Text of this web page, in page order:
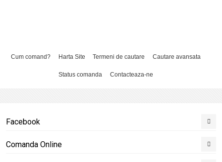
Cum comand? Harta Site Termeni de cautare Cautare avansata
Status comanda Contacteaza-ne
Facebook
Comanda Online